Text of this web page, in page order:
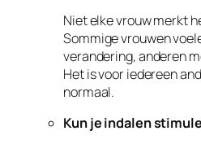
Niet elke vrouw merkt
Sommige vrouwen
verandering, anderen
Het is voor iedereen
normaal.
Kun je indalen